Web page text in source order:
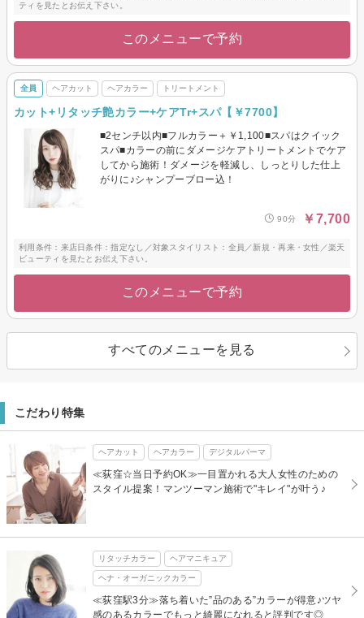
ティを見たとお伝え下さい。
このメニューで予約
全員 ヘアカット ヘアカラー トリートメント
カット+リタッチ艶カラー+ケアTr+スパ【￥7700】
■2センチ以内■フルカラー＋￥1,100■スパはクイック
スパ■カラーの前にダメージケアトリートメントでケア
してから施術！ダメージを軽減し、しっとりした仕上
がりに♪シャンプーブロー込！
90分 ￥7,700
利用条件：来店日条件：指定なし／対象スタイリスト：全員／新規・再来・女性／楽天
ビューティを見たとお伝え下さい。
このメニューで予約
すべてのメニューを見る
こだわり特集
ヘアカット ヘアカラー デジタルパーマ
≪荻窪☆当日予約OK≫一目置かれる大人女性のための
スタイル提案！マンツーマン施術で"キレイ"が叶う♪
リタッチカラー ヘアマニキュア
ヘナ・オーガニックカラー
≪荻窪駅3分≫落ち着いた”品のある”カラーが得意♪ツヤ
感のあるカラーでもっと綺麗になれると評判です◎